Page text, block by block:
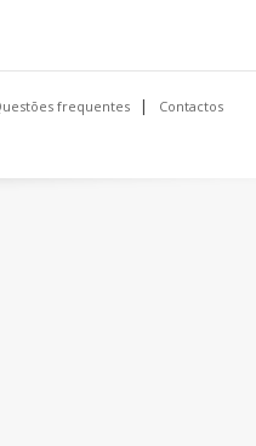
frequentes Contactos